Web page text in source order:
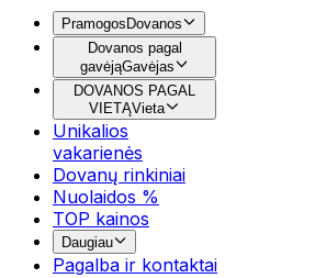
Pramogos Dovanos
Dovanos pagal
gavėjąGavėjas
DOVANOS PAGAL
VIETĄVieta
Unikalios
vakarienės
Dovanų rinkiniai
Nuolaidos %
TOP kainos
Daugiau
Pagalba ir kontaktai